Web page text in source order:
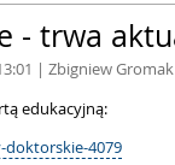
- trwa
| Zbigniew Gromak
edukacyjną:
4079